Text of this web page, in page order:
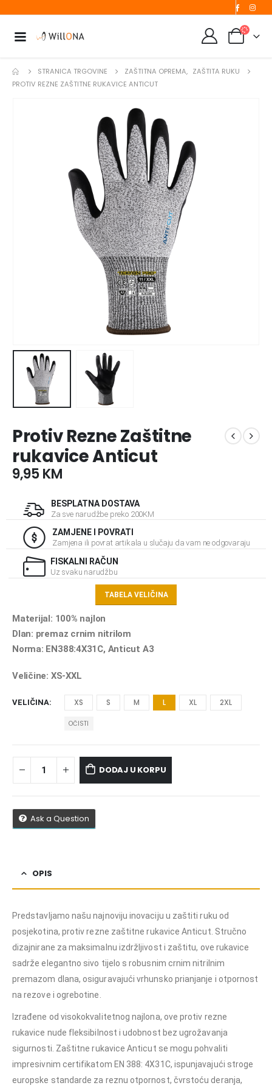
STRANICA TRGOVINE ZAŠTITNA OPREMA, ZAŠTITA RUKU
PROTIV REZNE ZAŠTITNE RUKAVICE ANTICUT
Protiv Rezne Zaštitne
rukavice Anticut
9,95KM
BESPLATNA DOSTAVA
Za sve narudžbe preko 200KM
ZAMJENE I POVRATI
Zamjena ili povrat artikala u slučaju da vam ne odgovaraju
FISKALNI RAČUN
Uz svaku narudžbu
TABELA VELIČINA
Materijal: 100% najlon
Dlan: premaz crnim nitrilom
Norma: EN388:4X31C, Anticut A3
Veličine: XS-XXL
VELIČINA XS S M L XL 2XL
OČISTI
DODAJ U KORPU
Ask a Question
OPIS
Predstavljamo našu najnoviju inovaciju u zaštiti ruku od
posjekotina, protiv rezne zaštitne rukavice Anticut. Stručno
dizajnirane za maksimalnu izdržljivost i zaštitu, ove rukavice
sadrže elegantno sivo tijelo s robusnim crnim nitrilnim
premazom dlana, osiguravajući vrhunsko prianjanje i otpornost
na rezove i ogrebotine.
Izrađene od visokokvalitetnog najlona, ​​ove protiv rezne
rukavice nude fleksibilnost i udobnost bez ugrožavanja
sigurnosti. Zaštitne rukavice Anticut se mogu pohvaliti
impresivnim certifikatom EN 388: 4X31C, ispunjavajući stroge
europske standarde za reznu otpornost, čvrstoću deranja,